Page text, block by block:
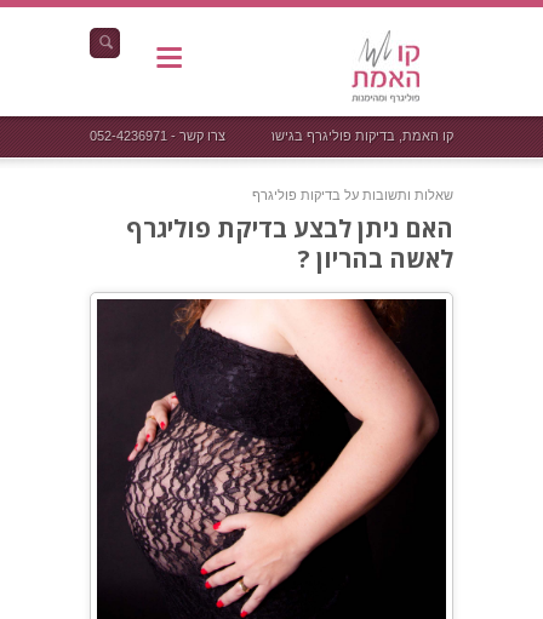
קו האמת, בדיקות פוליגרף בגישה אחרת צרו קשר - 052-4236971
שאלות ותשובות על בדיקות פוליגרף
האם ניתן לבצע בדיקת פוליגרף
לאשה בהריון ?